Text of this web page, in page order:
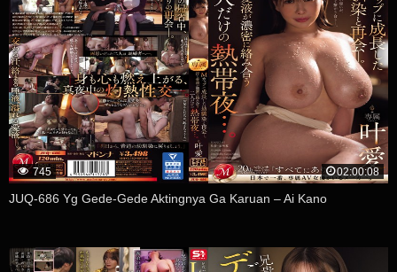
745 02:00:08
JUQ-686 Yg Gede-Gede Aktingnya Ga Karuan – Ai Kano